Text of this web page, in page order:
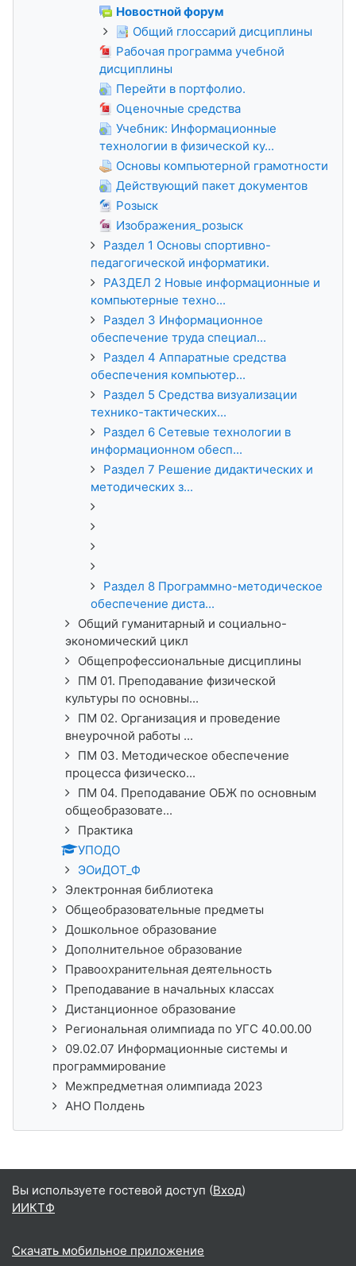
Новостной форум
Общий глоссарий дисциплины
Рабочая программа учебной
дисциплины
Перейти в портфолио.
Оценочные средства
Учебник: Информационные
технологии в физической ку...
Основы компьютерной грамотности
Действующий пакет документов
Розыск
Изображения_розыск
Раздел 1 Основы спортивно-
педагогической информатики.
РАЗДЕЛ 2 Новые информационные и
компьютерные техно...
Раздел 3 Информационное
обеспечение труда специал...
Раздел 4 Аппаратные средства
обеспечения компьютер...
Раздел 5 Средства визуализации
технико-тактических...
Раздел 6 Сетевые технологии в
информационном обесп...
Раздел 7 Решение дидактических и
методических з...
Раздел 8 Программно-методическое
обеспечение диста...
Общий гуманитарный и социально-
экономический цикл
Общепрофессиональные дисциплины
ПМ 01. Преподавание физической
культуры по основны...
ПМ 02. Организация и проведение
внеурочной работы ...
ПМ 03. Методическое обеспечение
процесса физическо...
ПМ 04. Преподавание ОБЖ по основным
общеобразовате...
Практика
УПОДО
ЭОиДОТ_Ф
Электронная библиотека
Общеобразовательные предметы
Дошкольное образование
Дополнительное образование
Правоохранительная деятельность
Преподавание в начальных классах
Дистанционное образование
Региональная олимпиада по УГС 40.00.00
09.02.07 Информационные системы и
программирование
Межпредметная олимпиада 2023
АНО Полдень
Вы используете гостевой доступ (Вход)
ИИКТФ
Скачать мобильное приложение